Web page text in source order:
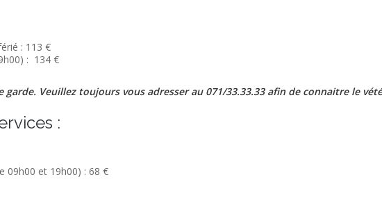
: 113 €
: 134 €
garde. Veuillez toujours vous adresser au 071/33.33.33 afin de connaitre le
:
09h00 et 19h00) : 68 €